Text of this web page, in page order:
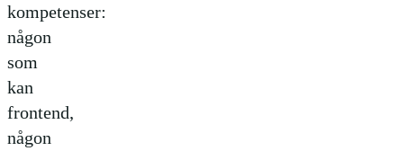
kompetenser:
någon
som
kan
frontend,
någon